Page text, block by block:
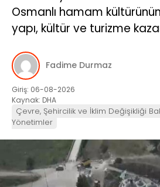
Osmanlı hamam
yapı, kültür ve turizme
Fadime Durmaz
Giriş: 06-08-2026
Kaynak: DHA
Çevre, Şehircilik ve İklim Değişikliği
Yönetimler